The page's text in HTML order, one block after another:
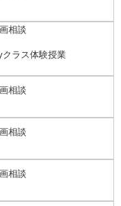
相談
クラス体験授業
相談
相談
相談